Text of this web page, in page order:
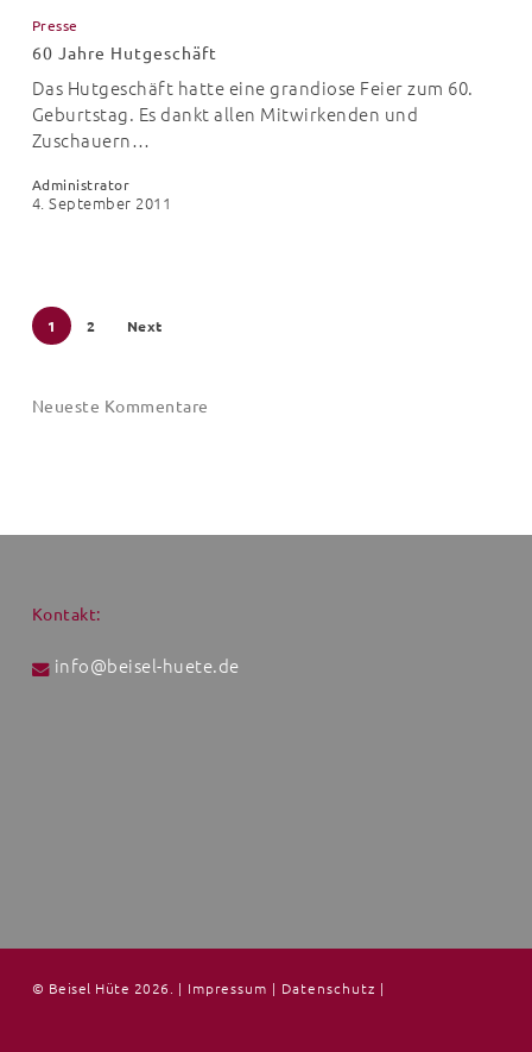
Hutgeschäft
Presse
60 Jahre Hutgeschäft
Das Hutgeschäft hatte eine grandiose Feier zum 60.
Geburtstag. Es dankt allen Mitwirkenden und
Zuschauern…
Administrator
4. September 2011
1 2 Next
Neueste Kommentare
Kontakt:
info@beisel-huete.de
© Beisel Hüte 2026. | Impressum | Datenschutz |